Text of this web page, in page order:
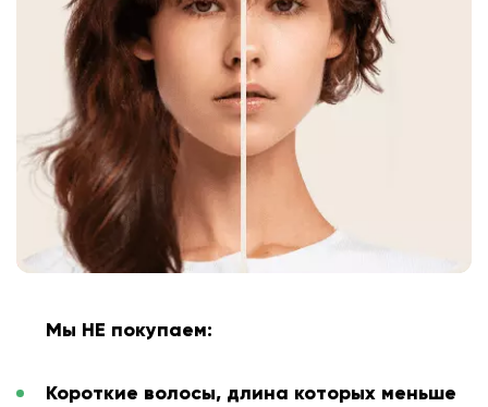
Мы НЕ покупаем:
Короткие волосы, длина которых меньше